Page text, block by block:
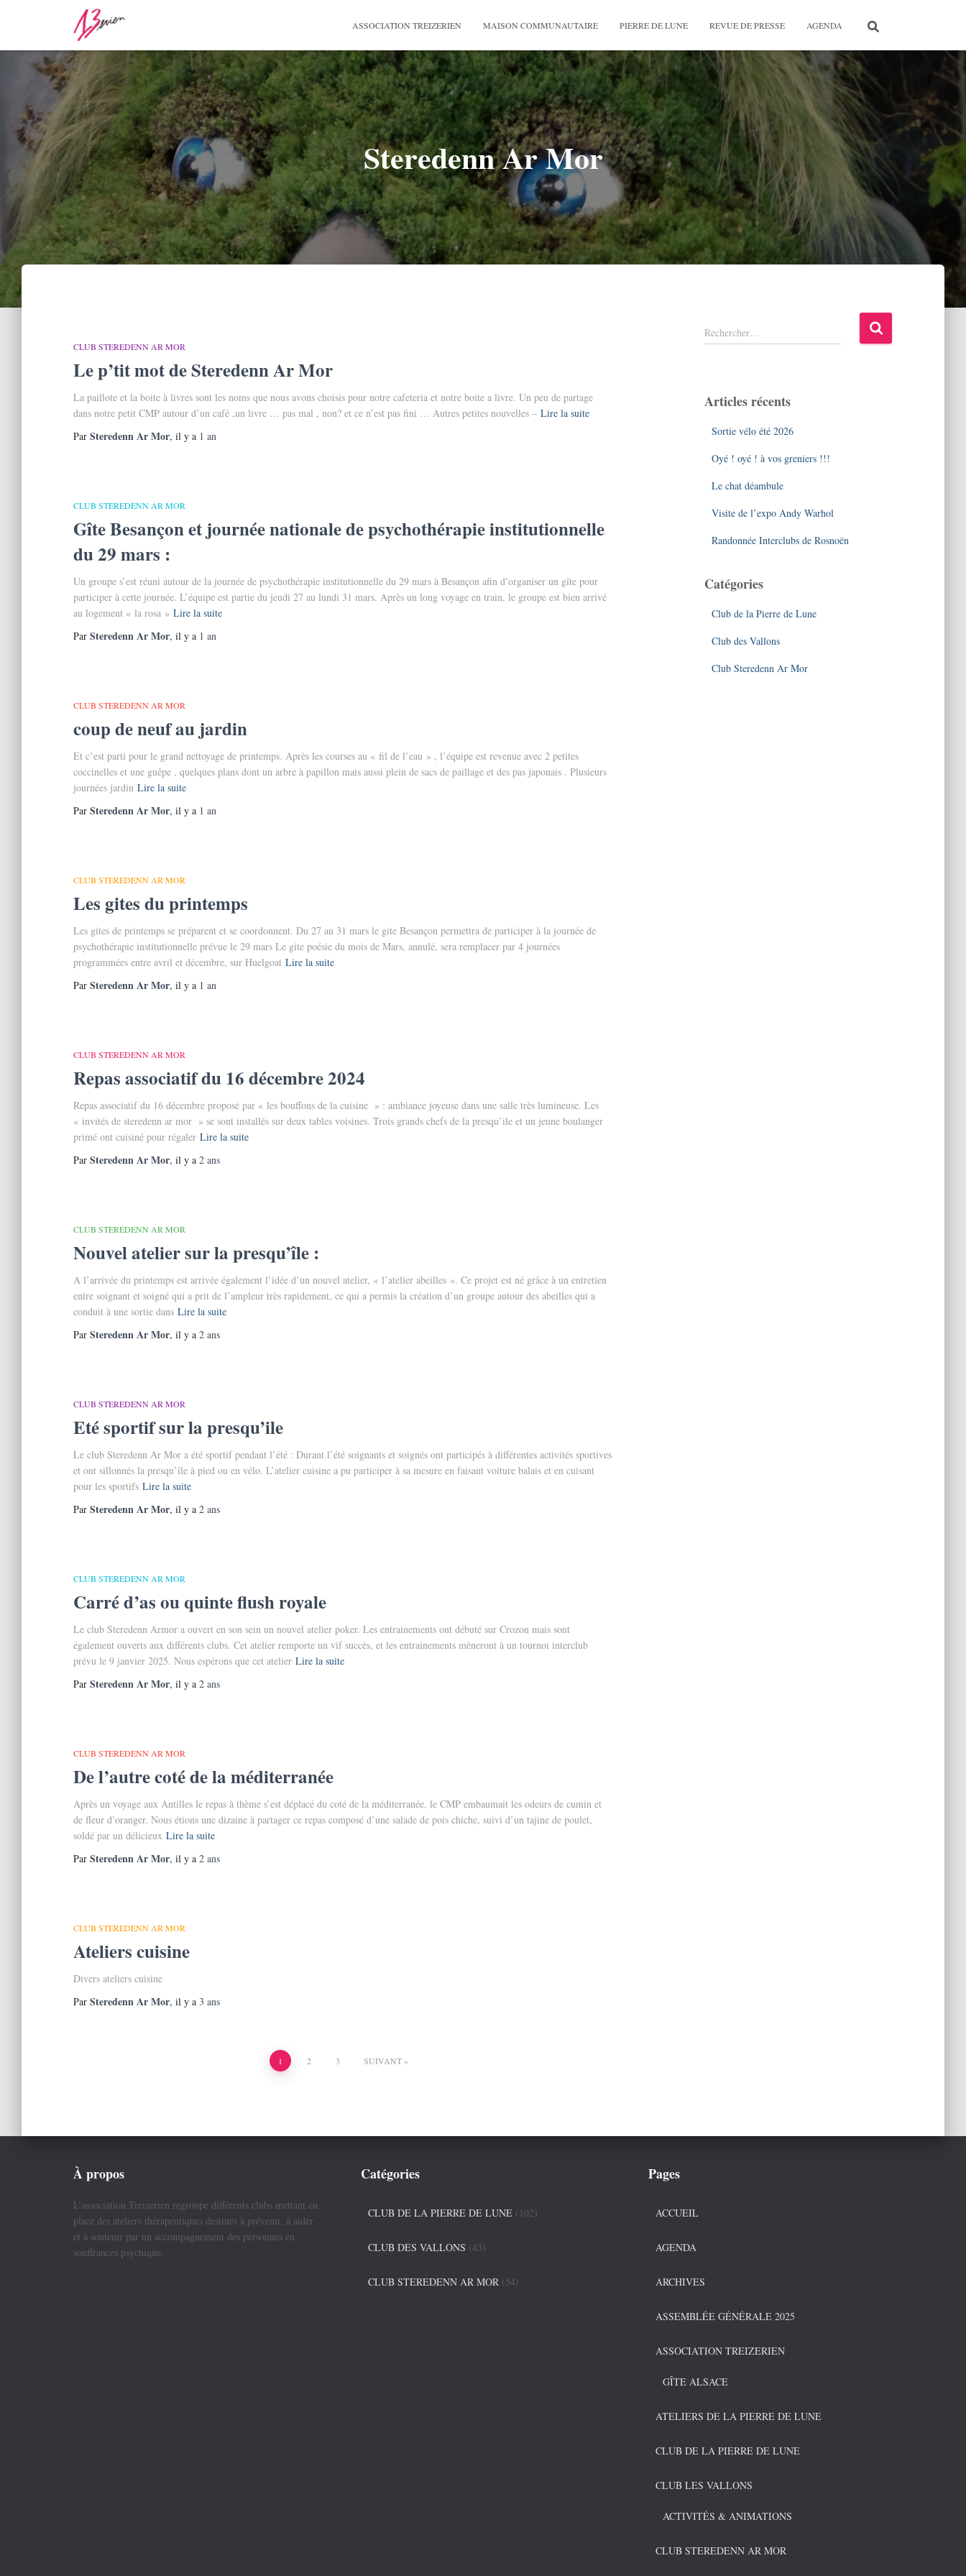
ASSOCIATION TREIZERIEN MAISON COMMUNAUTAIRE PIERRE DE LUNE REVUE DE PRESSE AGENDA
Steredenn Ar Mor
CLUB STEREDENN AR MOR
Le p’tit mot de Steredenn Ar Mor
La paillote et la boite à livres sont les noms que nous avons choisis pour notre cafeteria et notre boite a livre. Un peu de partage
dans notre petit CMP autour d’un café ,un livre … pas mal , non? et ce n’est pas fini … Autres petites nouvelles – Lire la suite
Par Steredenn Ar Mor, il y a 1 an
CLUB STEREDENN AR MOR
Gîte Besançon et journée nationale de psychothérapie institutionnelle
du 29 mars :
Un groupe s’est réuni autour de la journée de psychothérapie institutionnelle du 29 mars à Besançon afin d’organiser un gîte pour
participer à cette journée. L’équipe est partie du jeudi 27 au lundi 31 mars. Après un long voyage en train, le groupe est bien arrivé
au logement « la rosa » Lire la suite
Par Steredenn Ar Mor, il y a 1 an
CLUB STEREDENN AR MOR
coup de neuf au jardin
Et c’est parti pour le grand nettoyage de printemps. Après les courses au « fil de l’eau » , l’équipe est revenue avec 2 petites
coccinelles et une guêpe , quelques plans dont un arbre à papillon mais aussi plein de sacs de paillage et des pas japonais . Plusieurs
journées jardin Lire la suite
Par Steredenn Ar Mor, il y a 1 an
CLUB STEREDENN AR MOR
Les gites du printemps
Les gites de printemps se préparent et se coordonnent. Du 27 au 31 mars le gite Besançon permettra de participer à la journée de
psychothérapie institutionnelle prévue le 29 mars Le gite poésie du mois de Mars, annulé, sera remplacer par 4 journées
programmées entre avril et décembre, sur Huelgoat Lire la suite
Par Steredenn Ar Mor, il y a 1 an
CLUB STEREDENN AR MOR
Repas associatif du 16 décembre 2024
Repas associatif du 16 décembre proposé par « les bouffons de la cuisine » : ambiance joyeuse dans une salle très lumineuse. Les
« invités de steredenn ar mor » se sont installés sur deux tables voisines. Trois grands chefs de la presqu’ile et un jeune boulanger
primé ont cuisiné pour régaler Lire la suite
Par Steredenn Ar Mor, il y a 2 ans
CLUB STEREDENN AR MOR
Nouvel atelier sur la presqu’île :
A l’arrivée du printemps est arrivée également l’idée d’un nouvel atelier, « l’atelier abeilles ». Ce projet est né grâce à un entretien
entre soignant et soigné qui a prit de l’ampleur très rapidement, ce qui a permis la création d’un groupe autour des abeilles qui a
conduit à une sortie dans Lire la suite
Par Steredenn Ar Mor, il y a 2 ans
CLUB STEREDENN AR MOR
Eté sportif sur la presqu’ile
Le club Steredenn Ar Mor a été sportif pendant l’été : Durant l’été soignants et soignés ont participés à différentes activités sportives
et ont sillonnés la presqu’île à pied ou en vélo. L’atelier cuisine a pu participer à sa mesure en faisant voiture balais et en cuisant
pour les sportifs Lire la suite
Par Steredenn Ar Mor, il y a 2 ans
CLUB STEREDENN AR MOR
Carré d’as ou quinte flush royale
Le club Steredenn Armor a ouvert en son sein un nouvel atelier poker. Les entrainements ont débuté sur Crozon mais sont
également ouverts aux différents clubs. Cet atelier remporte un vif succès, et les entrainements mèneront à un tournoi interclub
prévu le 9 janvier 2025. Nous espérons que cet atelier Lire la suite
Par Steredenn Ar Mor, il y a 2 ans
CLUB STEREDENN AR MOR
De l’autre coté de la méditerranée
Après un voyage aux Antilles le repas à thème s’est déplacé du coté de la méditerranée, le CMP embaumait les odeurs de cumin et
de fleur d’oranger. Nous étions une dizaine à partager ce repas composé d’une salade de pois chiche, suivi d’un tajine de poulet,
soldé par un délicieux Lire la suite
Par Steredenn Ar Mor, il y a 2 ans
CLUB STEREDENN AR MOR
Ateliers cuisine
Divers ateliers cuisine
Par Steredenn Ar Mor, il y a 3 ans
1 2 3 SUIVANT
R
e
r
Rechercher…
Articles récents
Sortie vélo été 2026
Oyé ! oyé ! à vos greniers !!!
Le chat déambule
Visite de l’expo Andy Warhol
Randonnée Interclubs de Rosnoën
Catégories
Club de la Pierre de Lune
Club des Vallons
Club Steredenn Ar Mor
À propos
L’association Treizerien regroupe différents clubs mettant en
place des ateliers thérapeutiques destinés à prévenir, à aider
et à soutenir par un accompagnement des personnes en
souffrances psychique.
Catégories
CLUB DE LA PIERRE DE LUNE (102)
CLUB DES VALLONS (43)
CLUB STEREDENN AR MOR (54)
Pages
ACCUEIL
AGENDA
ARCHIVES
ASSEMBLÉE GÉNÉRALE 2025
ASSOCIATION TREIZERIEN
GÎTE ALSACE
ATELIERS DE LA PIERRE DE LUNE
CLUB DE LA PIERRE DE LUNE
CLUB LES VALLONS
ACTIVITÉS & ANIMATIONS
CLUB STEREDENN AR MOR